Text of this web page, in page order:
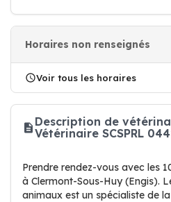
Horaires non renseignés
Voir tous les horaires
Description de
Vétérinaire SCSPRL
Prendre rendez-vous avec les
à Clermont-Sous-Huy (Engis).
animaux est un spécialiste de